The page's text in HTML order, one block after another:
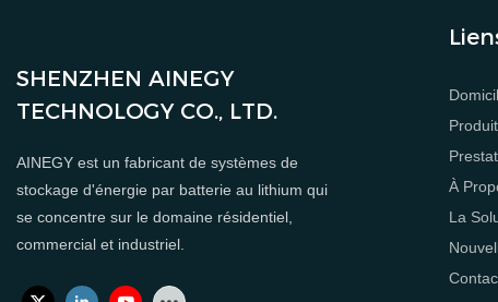
SHENZHEN AINEGY
TECHNOLOGY CO., LTD.
AINEGY est un fabricant de systèmes de
stockage d'énergie par batterie au lithium qui
se concentre sur le domaine résidentiel,
commercial et industriel.
À
La